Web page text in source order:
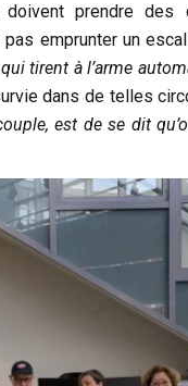
prendre des
emprunter un
tirent à l’arme
dans de telles
est de se dit